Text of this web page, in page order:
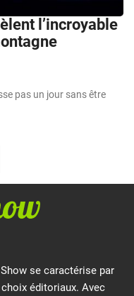
l’incroyable
pas un jour sans être
se caractérise par
éditoriaux. Avec